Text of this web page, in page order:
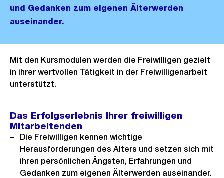
und Gedanken zum eigenen Älterwerden
auseinander.
Mit den Kursmodulen werden die Freiwilligen gezielt
in ihrer wertvollen Tätigkeit in der Freiwilligenarbeit
unterstützt.
Das Erfolgserlebnis Ihrer freiwilligen
Mitarbeitenden
Die Freiwilligen kennen wichtige
Herausforderungen des Alters und setzen sich mit
ihren persönlichen Ängsten, Erfahrungen und
Gedanken zum eigenen Älter­werden auseinander.